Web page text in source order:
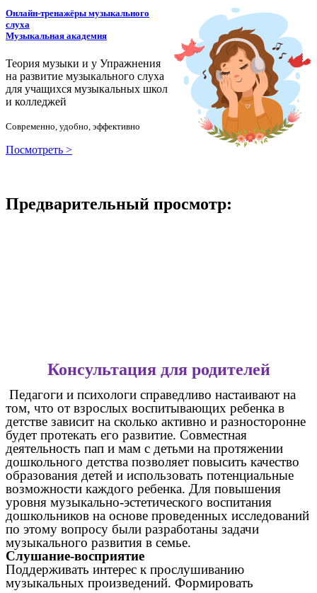
Онлайн-тренажёры музыкального
слуха
Музыкальная академия
Теория музыки и у Упражнения
на развитие музыкального слуха
для учащихся музыкальных школ
и колледжей
Современно, удобно, эффективно
Посмотреть >
Предварительный просмотр:
Консультация для родителей
Педагоги и психологи справедливо настаивают на
том, что от взрослых воспитывающих ребенка в
детстве зависит на сколько активно и разносторонне
будет протекать его развитие. Совместная
деятельность пап и мам с детьми на протяжении
дошкольного детства позволяет повысить качество
образования детей и использовать потенциальные
возможности каждого ребенка. Для повышения
уровня музыкально-эстетического воспитания
дошкольников на основе проведенных исследований
по этому вопросу были разработаны задачи
музыкального развития в семье.
Слушание-восприятие
Поддерживать интерес к прослушиванию
музыкальных произведений. Формировать